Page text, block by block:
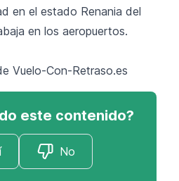
en el estado Renania del
en los aeropuertos.
Vuelo-Con-Retraso.es
este contenido?
No